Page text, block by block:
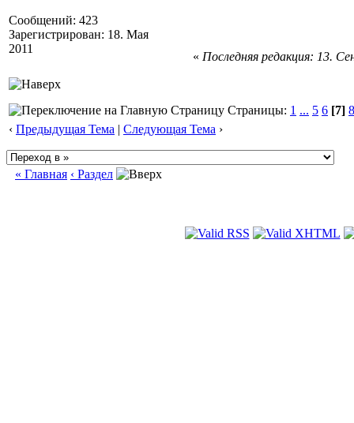
Сообщений: 423
Зарегистрирован: 18. Мая
2011
« Последняя редакция: 13.
Страницы: 1 ... 5 6 [7] 8
‹ Предыдущая Тема | Следующая Тема ›
« Главная ‹ Раздел